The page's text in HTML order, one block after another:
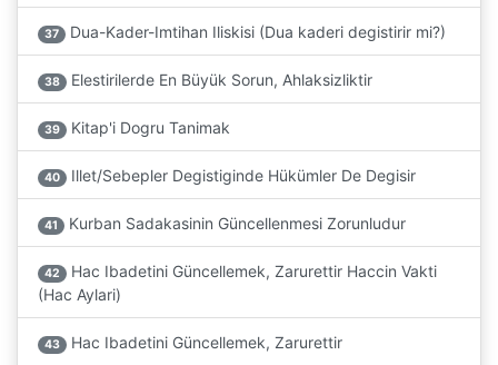
37 Dua-Kader-Imtihan Iliskisi (Dua kaderi degistirir mi?)
38 Elestirilerde En Büyük Sorun, Ahlaksizliktir
39 Kitap'i Dogru Tanimak
40 Illet/Sebepler Degistiginde Hükümler De Degisir
41 Kurban Sadakasinin Güncellenmesi Zorunludur
42
Hac Ibadetini Güncellemek, Zarurettir Haccin Vakti
(Hac Aylari)
43 Hac Ibadetini Güncellemek, Zarurettir